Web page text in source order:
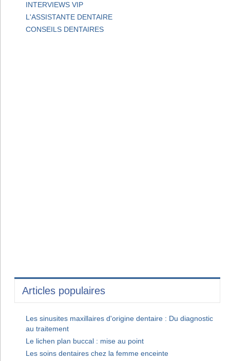
INTERVIEWS VIP
L'ASSISTANTE DENTAIRE
CONSEILS DENTAIRES
Articles populaires
Les sinusites maxillaires d'origine dentaire : Du diagnostic
au traitement
Le lichen plan buccal : mise au point
Les soins dentaires chez la femme enceinte